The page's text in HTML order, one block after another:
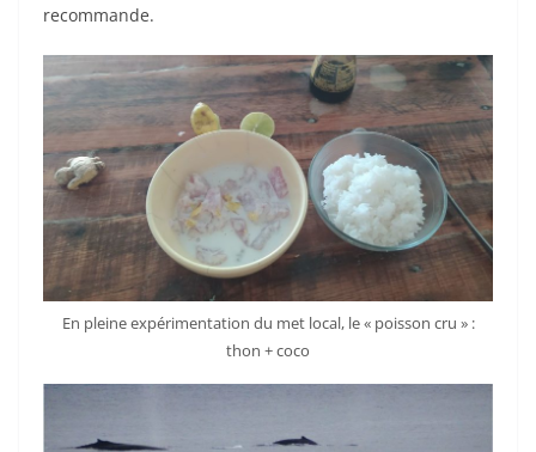
recommande.
En pleine expérimentation du met local, le « poisson cru » :
thon + coco